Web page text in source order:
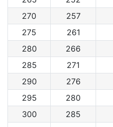
270
257
275
261
280
266
285
271
290
276
295
280
300
285